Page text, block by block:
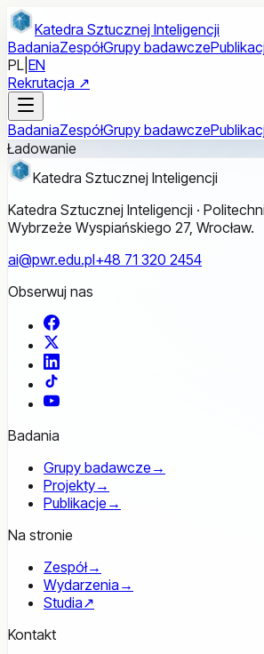
Przejdź do treści głównej
Katedra Sztucznej Inteligencji
BadaniaZespółGrupy badawcze
PL EN
Rekrutacja ↗
BadaniaZespółGrupy badawcze
Ładowanie
Katedra Sztucznej Inteligencji
Katedra Sztucznej Inteligencji ·
Wybrzeże Wyspiańskiego 27, Wrocław.
ai@pwr.edu.pl+48 71 320 2454
Obserwuj nas
Facebook
YouTube
Badania
Grupy badawcze →
Projekty→
Publikacje →
Na stronie
Zespół→
Wydarzenia →
Studia↗
Kontakt